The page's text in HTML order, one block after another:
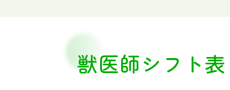
獣医師シフト表